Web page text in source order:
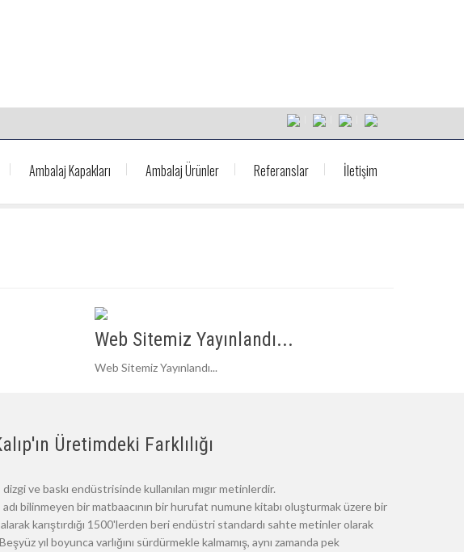
Ambalaj Kapakları Ambalaj Ürünler Referanslar İletişim
Web Sitemiz Yayınlandı...
Web Sitemiz Yayınlandı...
Üretimdeki Farklılığı
ve baskı endüstrisinde kullanılan mıgır metinlerdir.
bilinmeyen bir matbaacının bir hurufat numune kitabı oluşturmak üzere bir
alarak karıştırdığı 1500'lerden beri endüstri standardı sahte metinler olarak
Beşyüz yıl boyunca varlığını sürdürmekle kalmamış, aynı zamanda pek